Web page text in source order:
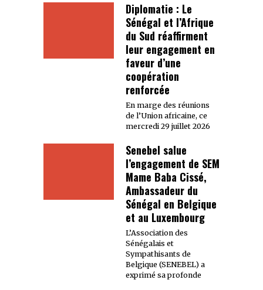
Diplomatie : Le
Sénégal et l’Afrique
du Sud réaffirment
leur engagement en
faveur d’une
coopération
renforcée
En marge des réunions
de l’Union africaine, ce
mercredi 29 juillet 2026
Senebel salue
l’engagement de SEM
Mame Baba Cissé,
Ambassadeur du
Sénégal en Belgique
et au Luxembourg
L’Association des
Sénégalais et
Sympathisants de
Belgique (SENEBEL) a
exprimé sa profonde